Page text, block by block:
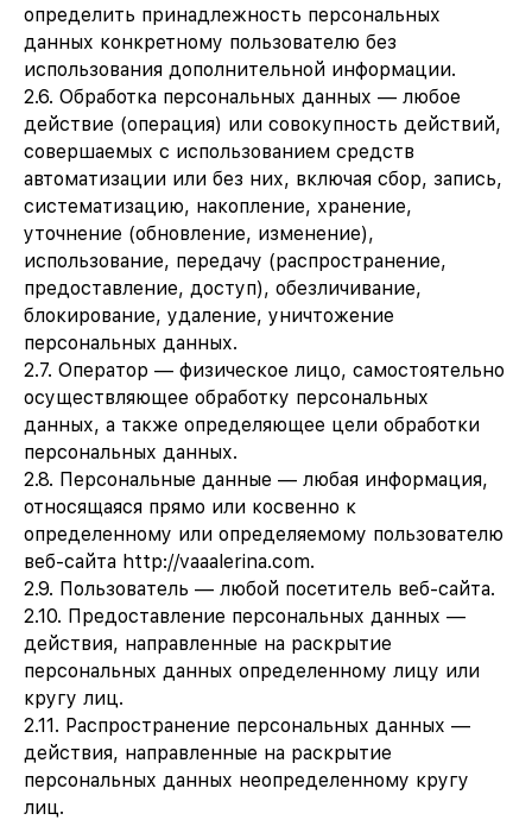
определить принадлежность персональных
данных конкретному пользователю без
использования дополнительной информации.
2.6. Обработка персональных данных — любое
действие (операция) или совокупность действий,
совершаемых с использованием средств
автоматизации или без них, включая сбор, запись,
систематизацию, накопление, хранение,
уточнение (обновление, изменение),
использование, передачу (распространение,
предоставление, доступ), обезличивание,
блокирование, удаление, уничтожение
персональных данных.
2.7. Оператор — физическое лицо, самостоятельно
осуществляющее обработку персональных
данных, а также определяющее цели обработки
персональных данных.
2.8. Персональные данные — любая информация,
относящаяся прямо или косвенно к
определенному или определяемому пользователю
веб-сайта http://vaaalerina.com.
2.9. Пользователь — любой посетитель веб-сайта.
2.10. Предоставление персональных данных —
действия, направленные на раскрытие
персональных данных определенному лицу или
кругу лиц.
2.11. Распространение персональных данных —
действия, направленные на раскрытие
персональных данных неопределенному кругу
лиц.